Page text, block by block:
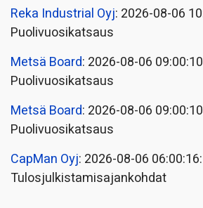
Reka Industrial Oyj: 2026-08-06
Puolivuosikatsaus
Metsä Board: 2026-08-06
Puolivuosikatsaus
Metsä Board: 2026-08-06
Puolivuosikatsaus
CapMan Oyj: 2026-08-06 06:00:16:
Tulosjulkistamisajankohdat